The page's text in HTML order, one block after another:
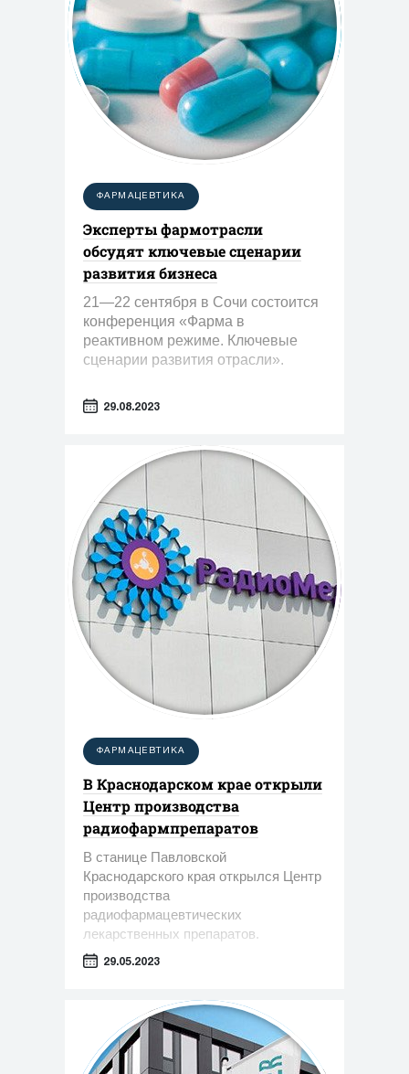
ФАРМАЦЕВТИКА
Эксперты фармотрасли
обсудят ключевые сценарии
развития бизнеса
21—22 сентября в Сочи состоится
конференция «Фарма в
реактивном режиме. Ключевые
сценарии развития отрасли».
29.08.2023
ФАРМАЦЕВТИКА
В Краснодарском крае открыли
Центр производства
радиофармпрепаратов
В станице Павловской
Краснодарского края открылся Центр
производства
радиофармацевтических
лекарственных препаратов.
29.05.2023